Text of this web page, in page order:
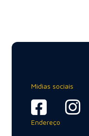
Midias sociais
Endereço